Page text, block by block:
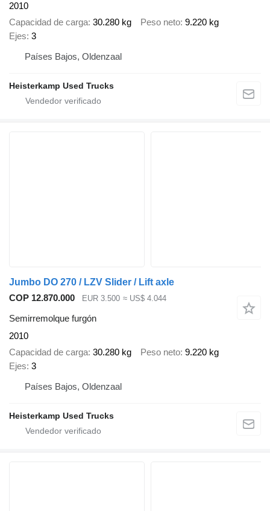
2010
Capacidad de carga 30.280 kg Peso neto 9.220 kg
Ejes 3
Países Bajos, Oldenzaal
Heisterkamp Used Trucks
Jumbo DO 270 / LZV Slider / Lift axle
COP 12.870.000
EUR 3.500 ≈ US$ 4.044
Semirremolque furgón
2010
Capacidad de carga 30.280 kg Peso neto 9.220 kg
Ejes 3
Países Bajos, Oldenzaal
Heisterkamp Used Trucks